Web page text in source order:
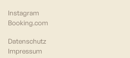
Instagram
Booking.com
Datenschutz
Impressum